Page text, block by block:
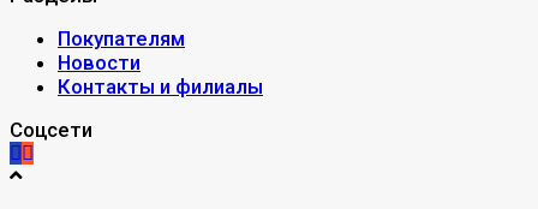
Покупателям
Новости
Контакты и филиалы
Соцсети